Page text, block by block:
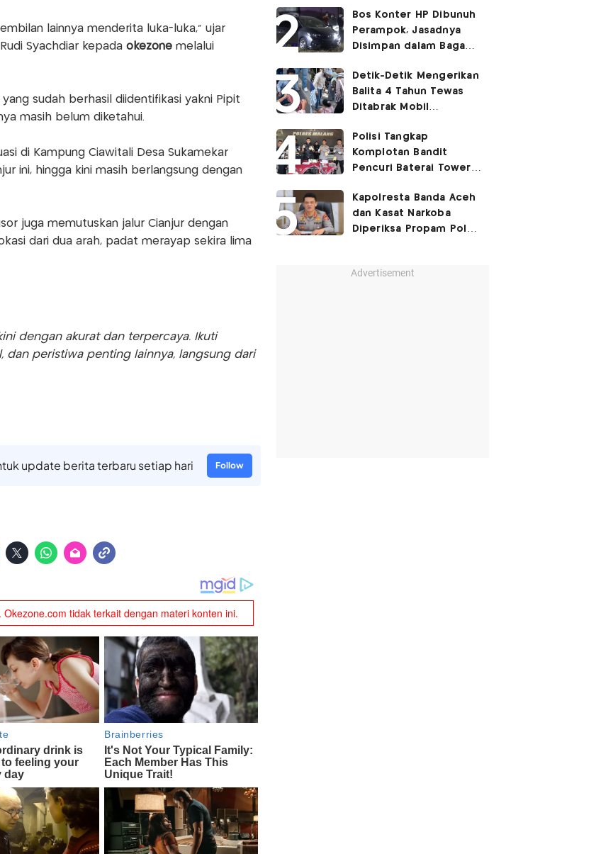
lainnya menderita luka-luka,” ujar
Syachdiar kepada okezone melalui
sudah berhasil diidentifikasi yakni Pipit
masih belum diketahui.
di Kampung Ciawitali Desa Sukamekar
ini, hingga kini masih berlangsung dengan
juga memutuskan jalur Cianjur dengan
dari dua arah, padat merayap sekira lima
dengan akurat dan terpercaya. Ikuti
dan peristiwa penting lainnya, langsung dari
update berita terbaru setiap hari Follow
Bos Konter HP Dibunuh
Perampok, Jasadnya
Disimpan dalam Bagasi
Detik-Detik Mengerikan
Balita 4 Tahun Tewas
Ditabrak Mobil
Polisi Tangkap
Komplotan Bandit
Pencuri Baterai Tower,
Juta
Kapolresta Banda Aceh
dan Kasat Narkoba
Diperiksa Propam Polri,
Advertisement